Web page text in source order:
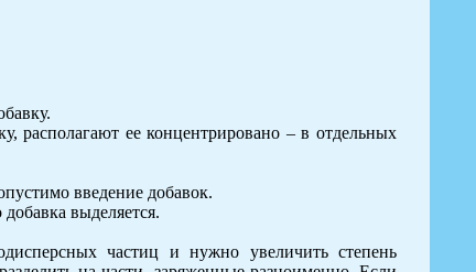
располагают ее концентрировано – в отдельных
введение добавок.
выделяется.
частиц и нужно увеличить степень